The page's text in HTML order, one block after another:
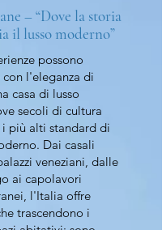
– “Dove la storia
il lusso moderno”
possono
l'eleganza di
casa di lusso
secoli di cultura
più alti standard di
Dai casali
veneziani, dalle
ai capolavori
l'Italia offre
trascendono i